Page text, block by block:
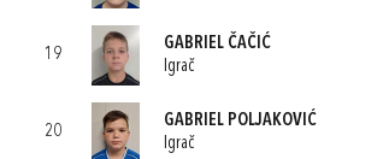
19
GABRIEL ČAČIĆ
Igrač
20
GABRIEL POLJAKOVIĆ
Igrač